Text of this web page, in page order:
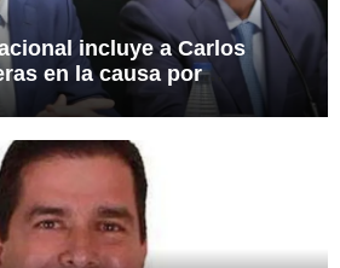
incluye a Carlos
en la causa por
en el rescate de
Tubos Reunidos